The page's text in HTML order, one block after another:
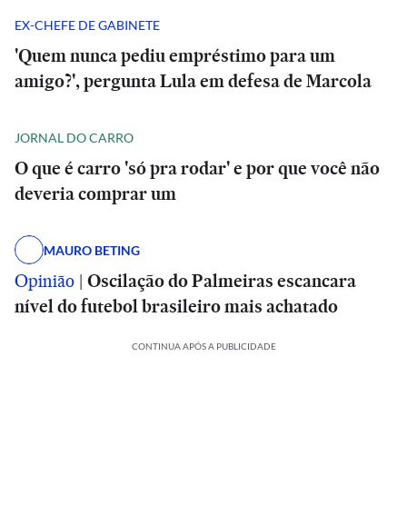
EX-CHEFE DE GABINETE
'Quem nunca pediu empréstimo para um
amigo?', pergunta Lula em defesa de Marcola
JORNAL DO CARRO
O que é carro 'só pra rodar' e por que você não
deveria comprar um
MAURO BETING
Opinião | Oscilação do Palmeiras escancara
nível do futebol brasileiro mais achatado
CONTINUA APÓS A PUBLICIDADE